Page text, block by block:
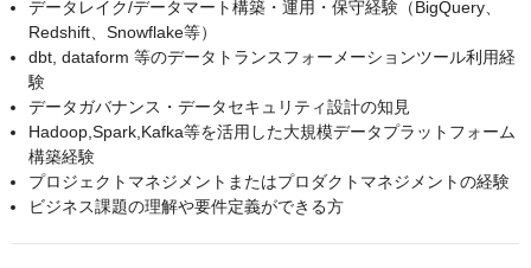
データレイク/データマート構築・運用・保守経験（BigQuery、
Redshift、Snowflake等）
dbt, dataform 等のデータトランスフォーメーションツール利用経
験
データガバナンス・データセキュリティ設計の知見
Hadoop,Spark,Kafka等を活用した大規模データプラットフォーム
構築経験
プロジェクトマネジメントまたはプロダクトマネジメントの経験
ビジネス課題の理解や要件定義ができる方